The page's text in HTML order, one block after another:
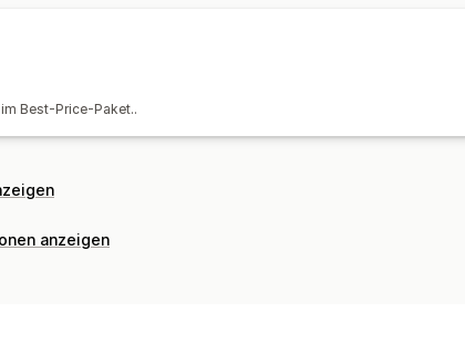
Best-Price-Paket..
anzeigen